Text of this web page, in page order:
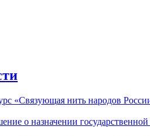
«Связующая нить народов
о назначении